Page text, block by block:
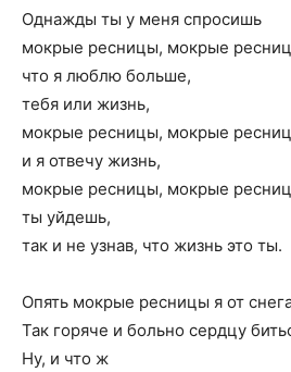
Однажды ты у меня спросишь
мокрые ресницы, мокрые
что я люблю больше,
тебя или жизнь,
мокрые ресницы, мокрые
и я отвечу жизнь,
мокрые ресницы, мокрые
ты уйдешь,
так и не узнав, что жизнь это ты.
Опять мокрые ресницы я от
Так горяче и больно сердцу
Ну, и что ж